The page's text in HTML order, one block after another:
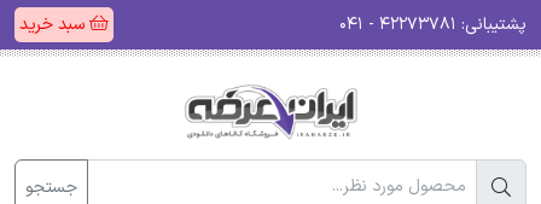
پشتیبانی: سبد خرید
جستجو